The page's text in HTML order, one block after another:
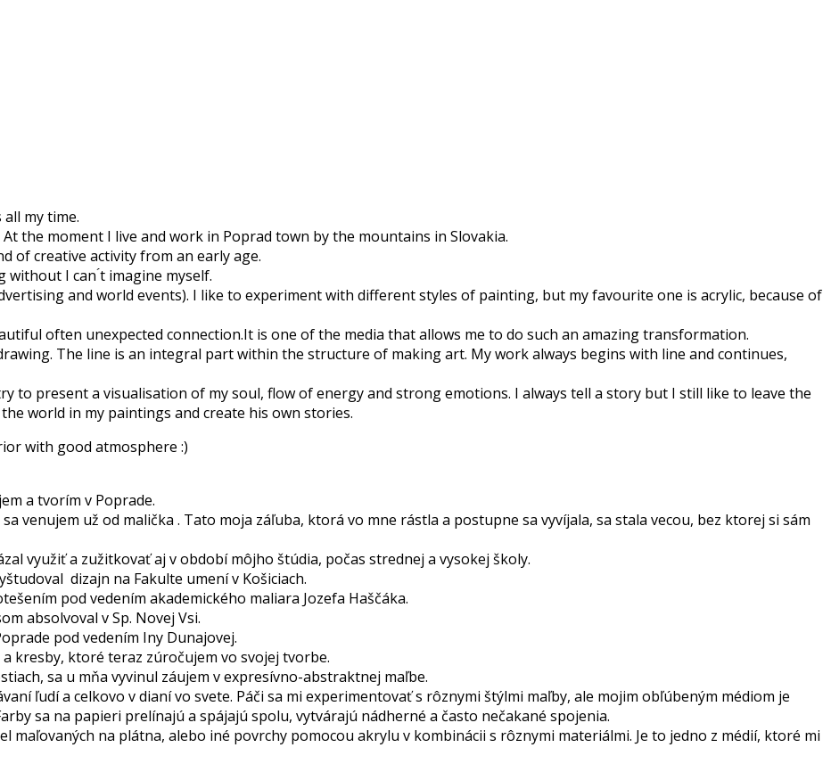
my time.
the moment I live and work in Poprad town by the mountains in Slovakia.
of creative activity from an early age.
without I can ́t imagine myself.
and world events). I like to experiment with different styles of painting, but my favourite one is acrylic, because of
often unexpected connection.It is one of the media that allows me to do such an amazing transformation.
The line is an integral part within the structure of making art. My work always begins with line and continues,
to present a visualisation of my soul, flow of energy and strong emotions. I always tell a story but I still like to leave the
world in my paintings and create his own stories.
with good atmosphere :)
a tvorím v Poprade.
venujem už od malička . Tato moja záľuba, ktorá vo mne rástla a postupne sa vyvíjala, sa stala vecou, bez ktorej si sám
využiť a zužitkovať aj v období môjho štúdia, počas strednej a vysokej školy.
dizajn na Fakulte umení v Košiciach.
pod vedením akademického maliara Jozefa Haščáka.
absolvoval v Sp. Novej Vsi.
pod vedením Iny Dunajovej.
kresby, ktoré teraz zúročujem vo svojej tvorbe.
sa u mňa vyvinul záujem v expresívno-abstraktnej maľbe.
ľudí a celkovo v dianí vo svete. Páči sa mi experimentovať s rôznymi štýlmi maľby, ale mojim obľúbeným médiom je
sa na papieri prelínajú a spájajú spolu, vytvárajú nádherné a často nečakané spojenia.
na plátna, alebo iné povrchy pomocou akrylu v kombinácii s rôznymi materiálmi. Je to jedno z médií, ktoré mi